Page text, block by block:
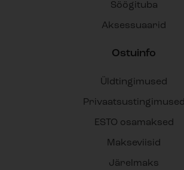
Söögituba
Aksessuaarid
Ostuinfo
Üldtingimused
Privaatsustingimused
ESTO osamaksed
Makseviisid
Järelmaks